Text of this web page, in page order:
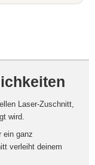
Laser-Zuschnitt,
wird.
ein ganz
verleiht deinem